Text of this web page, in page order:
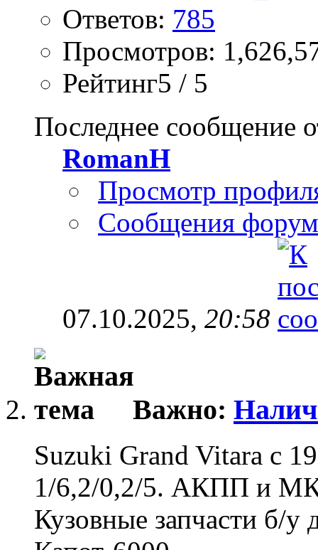
Ответов: 785
Просмотров:
Рейтинг5 / 5
Последнее сообщение
RomanH
Просмотр
Сообщения
07.10.2025, 20:58
Важно:
Suzuki Grand Vitara с
1/6,2/0,2/5. АКПП и
Кузовные запчасти б/у